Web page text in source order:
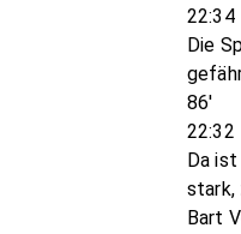
22:34
Die
86'
22:32
Da
stark,
Bart